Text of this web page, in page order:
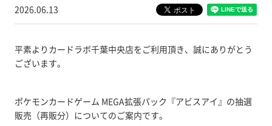
2026.06.13
平素よりカードラボ千葉中央店をご利用頂き、誠にありがとう
ございます。
ポケモンカードゲーム MEGA拡張パック『アビスアイ』の抽選
販売（再販分）についてのご案内です。